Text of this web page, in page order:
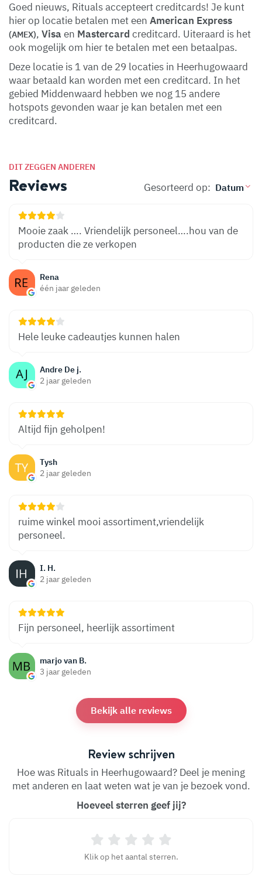
Goed nieuws, Rituals accepteert creditcards! Je kunt
hier op locatie betalen met een American Express
(AMEX), Visa en Mastercard creditcard. Uiteraard is het
ook mogelijk om hier te betalen met een betaalpas.
Deze locatie is 1 van de 29 locaties in Heerhugowaard
waar betaald kan worden met een creditcard. In het
gebied Middenwaard hebben we nog 15 andere
hotspots gevonden waar je kan betalen met een
creditcard.
DIT ZEGGEN ANDEREN
Reviews Gesorteerd op:
Rena
één jaar geleden
Mooie zaak …. Vriendelijk personeel….hou van de
producten die ze verkopen
Andre De j.
2 jaar geleden
Hele leuke cadeautjes kunnen halen
Tysh
2 jaar geleden
Altijd fijn geholpen!
I. H.
2 jaar geleden
ruime winkel mooi assortiment,vriendelijk
personeel.
marjo van B.
3 jaar geleden
Fijn personeel, heerlijk assortiment
Bekijk alle reviews
Review schrijven
Hoe was Rituals in Heerhugowaard? Deel je mening
met anderen en laat weten wat je van je bezoek vond.
Hoeveel sterren geef jij?
Klik op het aantal sterren.